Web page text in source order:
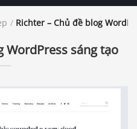
/ Richter – Chủ đề blog
WordPress sáng tạo